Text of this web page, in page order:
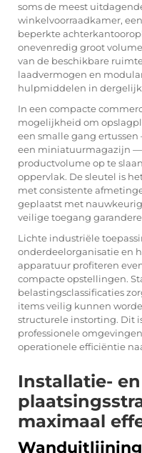
soms de meest
winkelvoorraadkamer,
beperkte
onevenredig groot
van de beschikbare
laadvermogen en
hulpmiddelen in
In een compacte
mogelijkheid om
een smalle gang
een miniatuurmagazijn
productvolume op te
oppervlak. De sleutel is
met consistente
geplaatst met
veilige toegang
Lichte industriële
onderdeelorganisatie en
apparatuur profiteren
compacte opstellingen.
belastingsclassificaties
items veilig kunnen
structurele instorting. Dit
professionele
operationele efficiëntie
Installatie- en
maximaal